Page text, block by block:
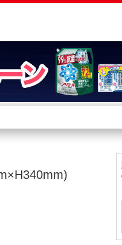
店舗サービス
ネット取り置き
店舗情報・店舗一覧